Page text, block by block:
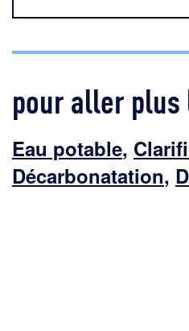
pour aller
Eau potable,
Décarbonatation,